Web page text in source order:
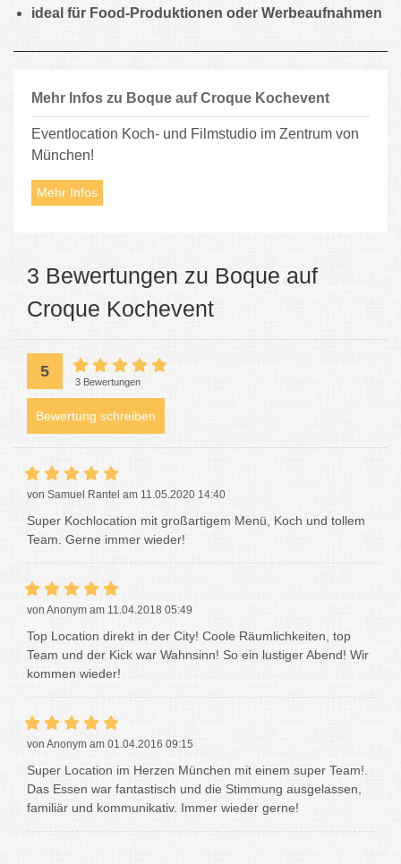
ideal für Food-Produktionen oder Werbeaufnahmen
Mehr Infos zu Boque auf Croque Kochevent
Eventlocation Koch- und Filmstudio im Zentrum von
München!
Mehr Infos
3 Bewertungen zu Boque auf
Croque Kochevent
5
3 Bewertungen
Bewertung schreiben
von Samuel Rantel am 11.05.2020 14:40
Super Kochlocation mit großartigem Menü, Koch und tollem
Team. Gerne immer wieder!
von Anonym am 11.04.2018 05:49
Top Location direkt in der City! Coole Räumlichkeiten, top
Team und der Kick war Wahnsinn! So ein lustiger Abend! Wir
kommen wieder!
von Anonym am 01.04.2016 09:15
Super Location im Herzen München mit einem super Team!.
Das Essen war fantastisch und die Stimmung ausgelassen,
familiär und kommunikativ. Immer wieder gerne!